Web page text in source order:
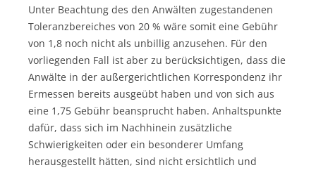
Unter Beachtung des den Anwälten zugestandenen
Toleranzbereiches von 20 % wäre somit eine Gebühr
von 1,8 noch nicht als unbillig anzusehen. Für den
vorliegenden Fall ist aber zu berücksichtigen, dass die
Anwälte in der außergerichtlichen Korrespondenz ihr
Ermessen bereits ausgeübt haben und von sich aus
eine 1,75 Gebühr beansprucht haben. Anhaltspunkte
dafür, dass sich im Nachhinein zusätzliche
Schwierigkeiten oder ein besonderer Umfang
herausgestellt hätten, sind nicht ersichtlich und